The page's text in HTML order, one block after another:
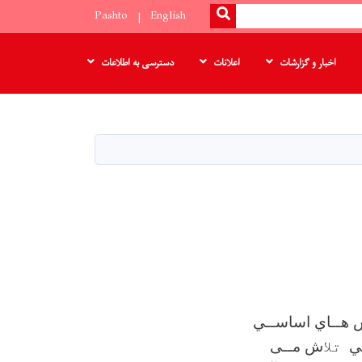
SEARCH
English
Pashto
اخبار و گزارشات اعلانات دسترسی به اطلاعات
هــاي اساســي
تلاش مــی